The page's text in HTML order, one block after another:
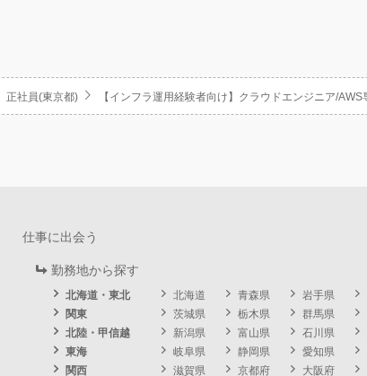
正社員(東京都) 【インフラ運用経験者向け】クラウドエンジニア/
仕事に出会う
勤務地から探す
北海道・東北 北海道 青森県 岩手県
関東
茨城県 栃木県 群馬県
北陸・甲信越
新潟県 富山県 石川県
東海
岐阜県 静岡県 愛知県
関西
滋賀県 京都府 大阪府